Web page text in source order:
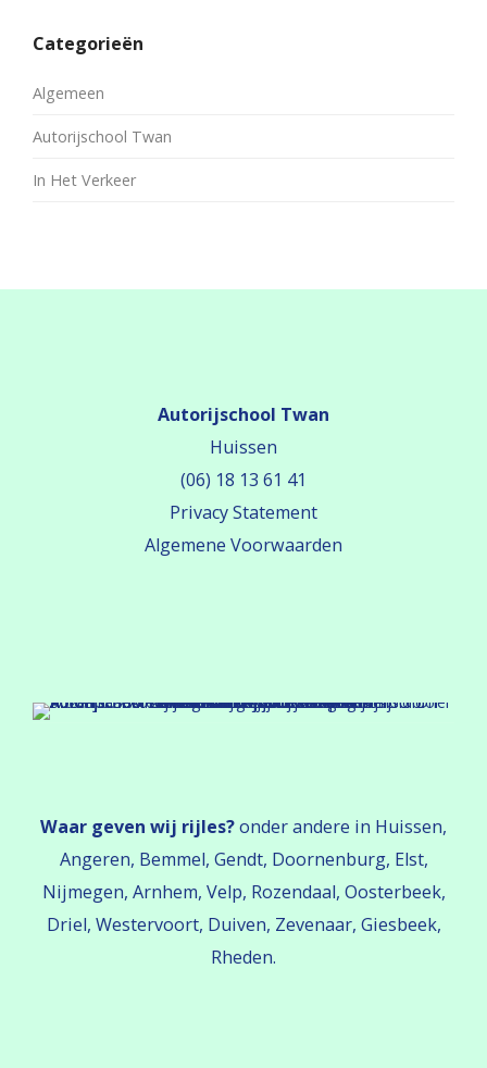
Categorieën
Algemeen
Autorijschool Twan
In Het Verkeer
Autorijschool Twan
Huissen
(06) 18 13 61 41
Privacy Statement
Algemene Voorwaarden
Waar geven wij rijles?onder andere in Huissen,
Angeren, Bemmel, Gendt, Doornenburg, Elst,
Nijmegen, Arnhem, Velp, Rozendaal, Oosterbeek,
Driel, Westervoort, Duiven, Zevenaar, Giesbeek,
Rheden.